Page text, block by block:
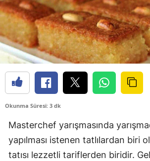
Okunma Süresi: 3 dk
Masterchef yarışmasında
yapılması istenen tatlılardan biri
tatısı lezzetli tariflerden biridir.